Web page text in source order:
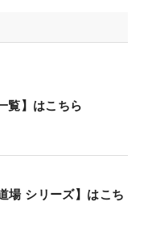
覧】はこちら
場 シリーズ】はこち